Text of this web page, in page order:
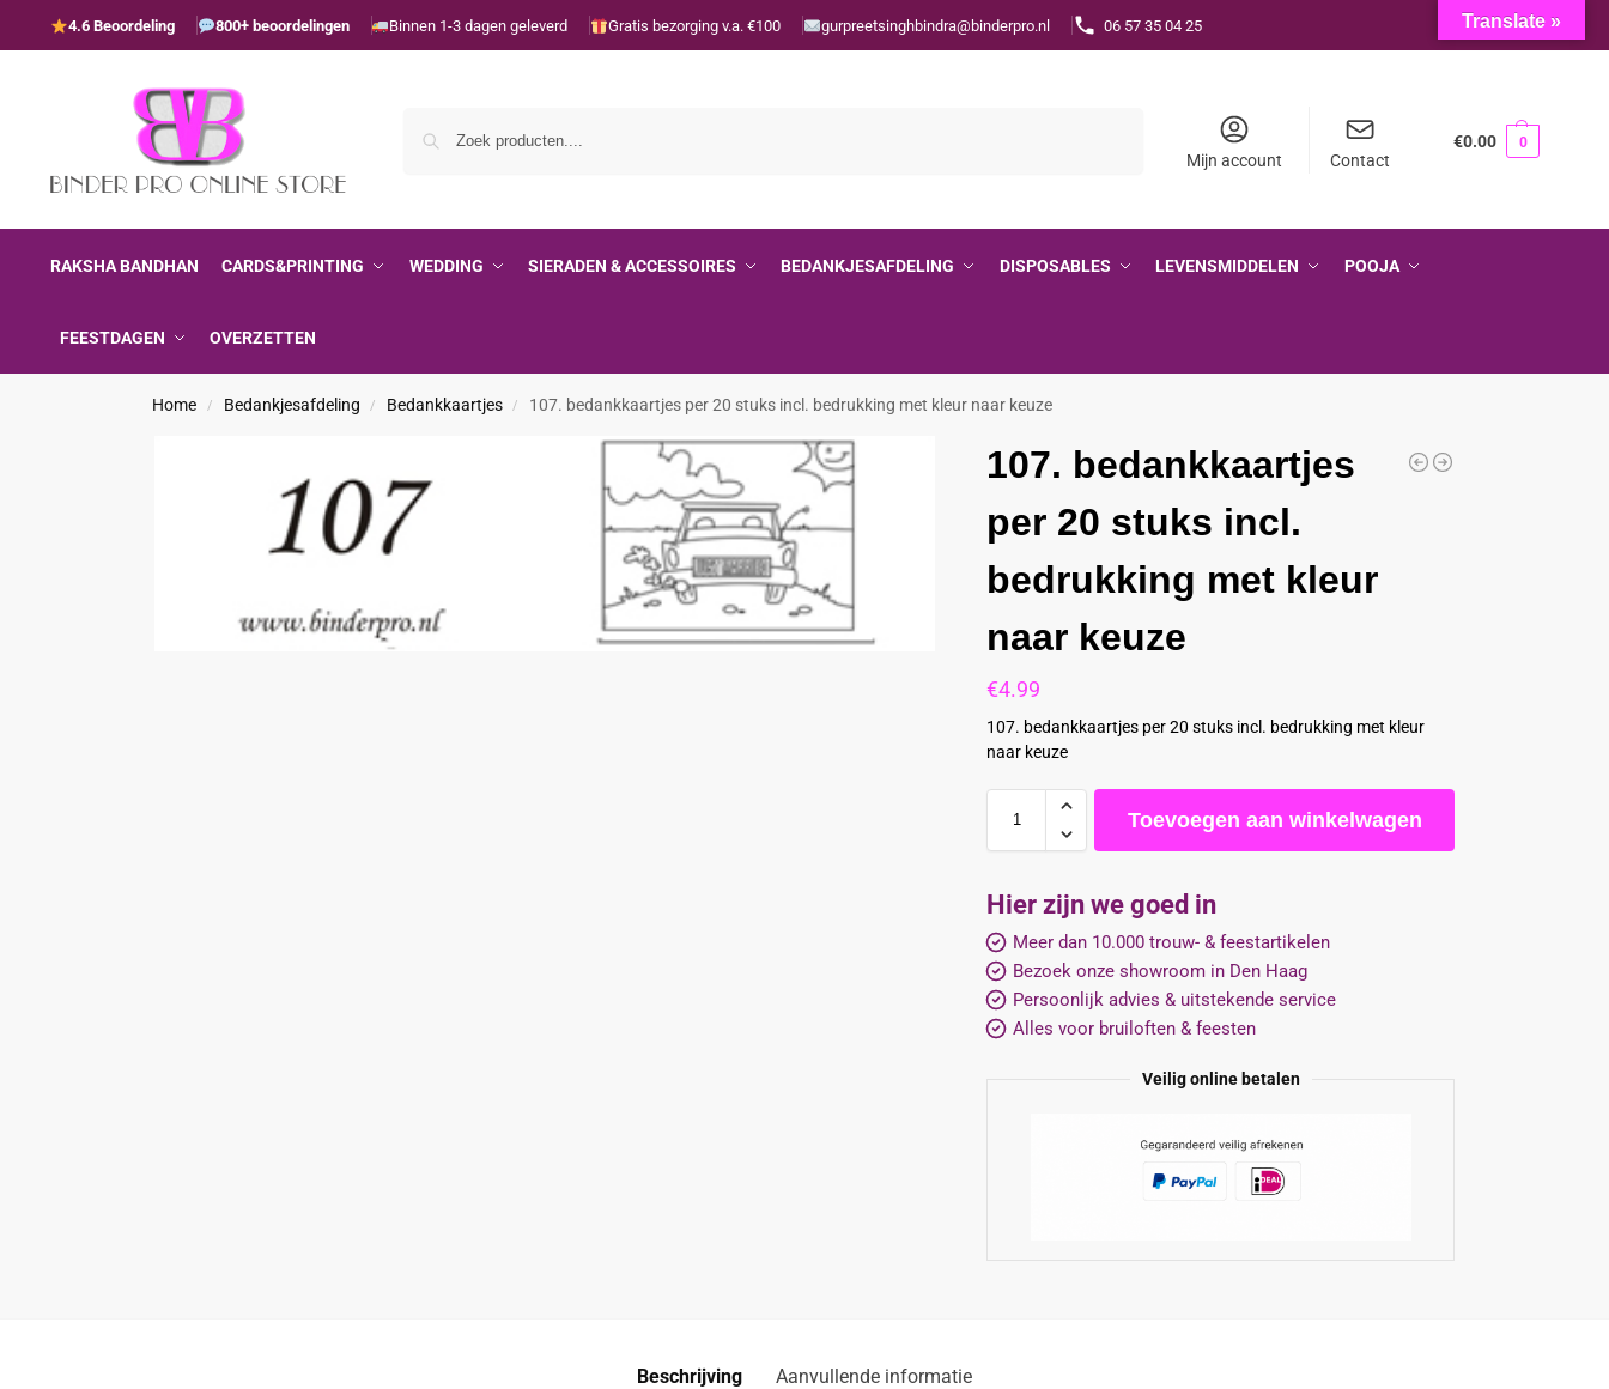
4.6 Beoordeling 800+ beoordelingen Binnen 1-3 dagen geleverd Gratis bezorging v.a. €100 gurpreetsinghbindra@binderpro.nl 06 57 35 04 25
Mijn account Contact
€0.00 0
RAKSHA BANDHAN CARDS&PRINTING WEDDING SIERADEN & ACCESSOIRES BEDANKJESAFDELING DISPOSABLES LEVENSMIDDELEN POOJA
FEESTDAGEN OVERZETTEN
Home / Bedankjesafdeling / Bedankkaartjes / 107. bedankkaartjes per 20 stuks incl. bedrukking met kleur naar keuze
107. bedankkaartjes
per 20 stuks incl.
bedrukking met kleur
naar keuze
€4.99
107. bedankkaartjes per 20 stuks incl. bedrukking met kleur
naar keuze
Toevoegen aan winkelwagen
Hier zijn we goed in
Meer dan 10.000 trouw- & feestartikelen
Bezoek onze showroom in Den Haag
Persoonlijk advies & uitstekende service
Alles voor bruiloften & feesten
Veilig online betalen
Beschrijving Aanvullende informatie
Translate »